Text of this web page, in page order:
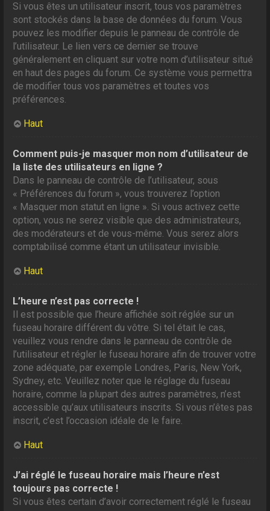
Si vous êtes un utilisateur inscrit, tous vos paramètres
sont stockés dans la base de données du forum. Vous
pouvez les modifier depuis le panneau de contrôle de
l’utilisateur. Le lien vers ce dernier se trouve
généralement en cliquant sur votre nom d’utilisateur situé
en haut des pages du forum. Ce système vous permettra
de modifier tous vos paramètres et toutes vos
préférences.
Haut
Comment puis-je masquer mon nom d’utilisateur de
la liste des utilisateurs en ligne ?
Dans le panneau de contrôle de l’utilisateur, sous
« Préférences du forum », vous trouverez l’option
« Masquer mon statut en ligne ». Si vous activez cette
option, vous ne serez visible que des administrateurs,
des modérateurs et de vous-même. Vous serez alors
comptabilisé comme étant un utilisateur invisible.
Haut
L’heure n’est pas correcte !
Il est possible que l’heure affichée soit réglée sur un
fuseau horaire différent du vôtre. Si tel était le cas,
veuillez vous rendre dans le panneau de contrôle de
l’utilisateur et régler le fuseau horaire afin de trouver votre
zone adéquate, par exemple Londres, Paris, New York,
Sydney, etc. Veuillez noter que le réglage du fuseau
horaire, comme la plupart des autres paramètres, n’est
accessible qu’aux utilisateurs inscrits. Si vous n’êtes pas
inscrit, c’est l’occasion idéale de le faire.
Haut
J’ai réglé le fuseau horaire mais l’heure n’est
toujours pas correcte !
Si vous êtes certain d’avoir correctement réglé le fuseau